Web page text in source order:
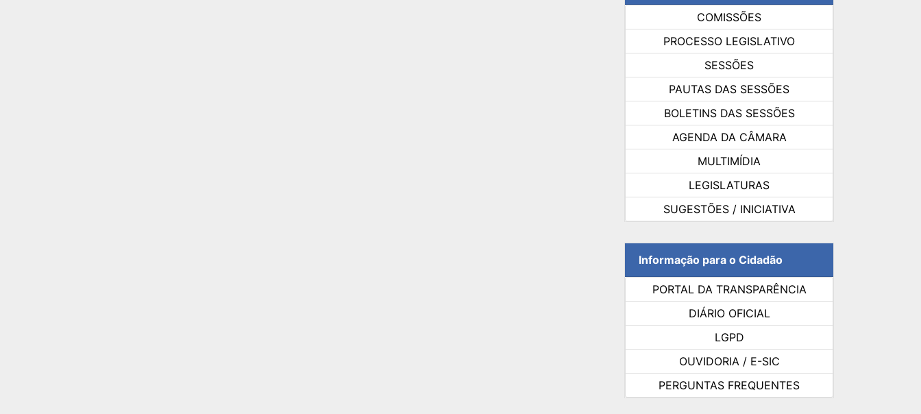
COMISSÕES
PROCESSO LEGISLATIVO
SESSÕES
PAUTAS DAS SESSÕES
BOLETINS DAS SESSÕES
AGENDA DA CÂMARA
MULTIMÍDIA
LEGISLATURAS
SUGESTÕES / INICIATIVA
Informação para o Cidadão
PORTAL DA TRANSPARÊNCIA
DIÁRIO OFICIAL
LGPD
OUVIDORIA / E-SIC
PERGUNTAS FREQUENTES